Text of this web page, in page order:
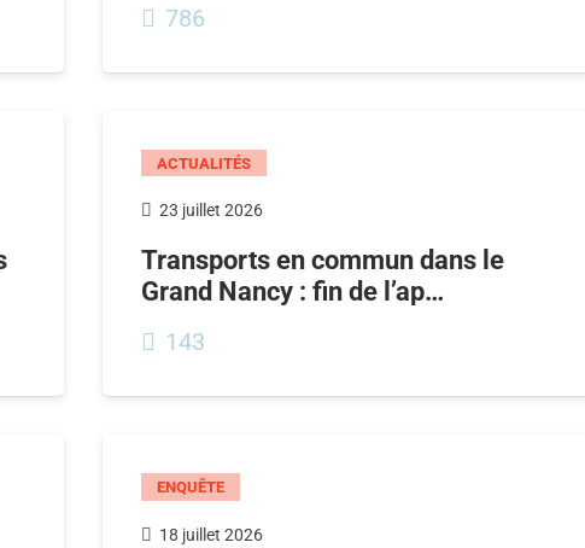
786
ACTUALITÉS
23 juillet 2026
Transports en commun dans le
Grand Nancy : fin de l’ap…
143
ENQUÊTE
18 juillet 2026